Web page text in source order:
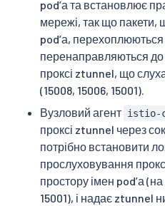
podʼа та встановлює
мережі, так що пакети,
podʼа, перехоплюються
перенаправляються
проксі ztunnel, що
(15008, 15006, 15001).
Вузловий агент istio-
проксі ztunnel через
потрібно встановити
прослуховування
простору імен podʼа (на
15001), і надає ztunnel